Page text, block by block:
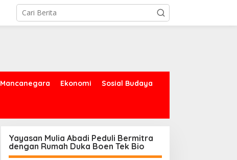
Mancanegara Ekonomi Sosial Budaya
Yayasan Mulia Abadi Peduli Bermitra
dengan Rumah Duka Boen Tek Bio